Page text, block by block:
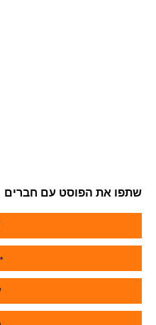
שתפו את הפוסט עם חברים